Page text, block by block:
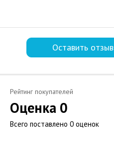
Оставить отзыв
Рейтинг покупателей
Оценка 0
Всего поставлено 0 оценок